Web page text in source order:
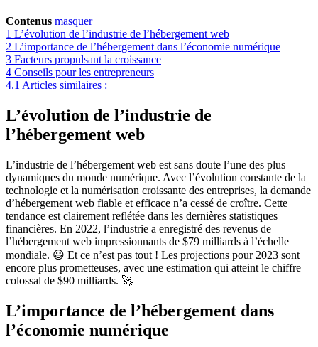
Contenus masquer
1 L’évolution de l’industrie de l’hébergement web
2 L’importance de l’hébergement dans l’économie numérique
3 Facteurs propulsant la croissance
4 Conseils pour les entrepreneurs
4.1 Articles similaires :
L’évolution de l’industrie de
l’hébergement web
L’industrie de l’hébergement web est sans doute l’une des plus
dynamiques du monde numérique. Avec l’évolution constante de la
technologie et la numérisation croissante des entreprises, la demande
d’hébergement web fiable et efficace n’a cessé de croître. Cette
tendance est clairement reflétée dans les dernières statistiques
financières. En 2022, l’industrie a enregistré des revenus de
l’hébergement web impressionnants de $79 milliards à l’échelle
mondiale. 😃 Et ce n’est pas tout ! Les projections pour 2023 sont
encore plus prometteuses, avec une estimation qui atteint le chiffre
colossal de $90 milliards. 🚀
L’importance de l’hébergement dans
l’économie numérique